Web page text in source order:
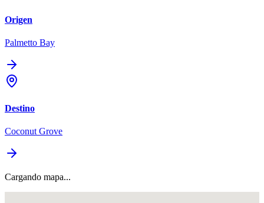
Origen
Palmetto Bay
Destino
Coconut Grove
Cargando mapa...